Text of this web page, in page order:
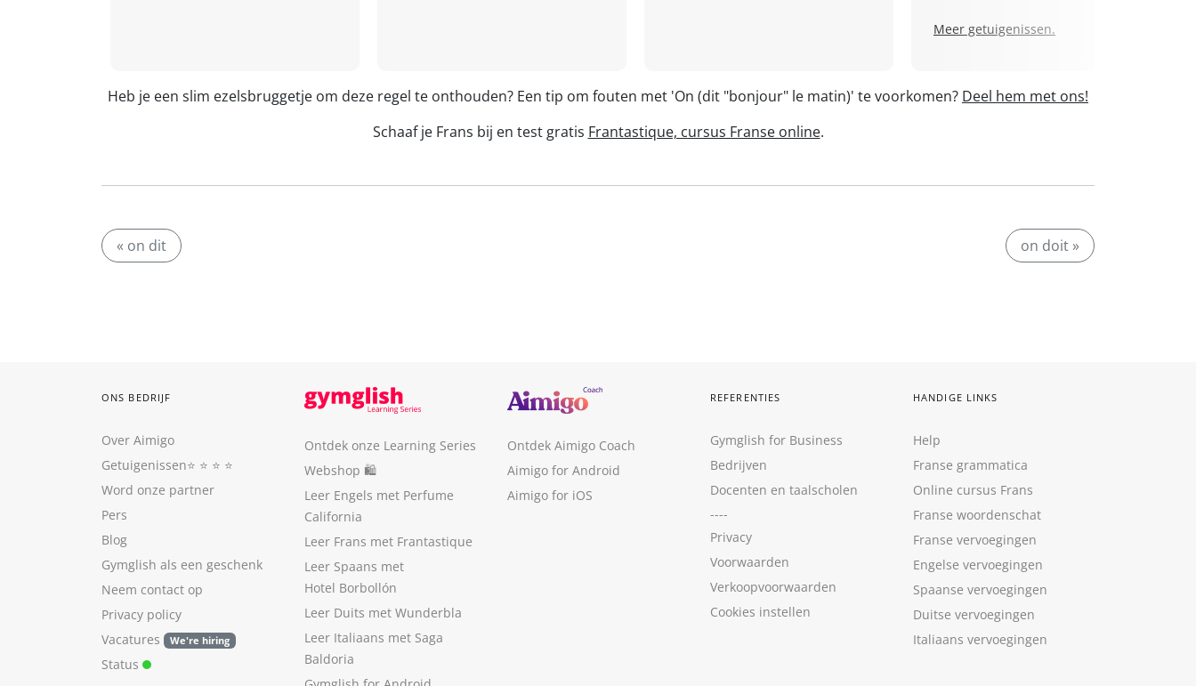
Meer getuigenissen.
Heb je een slim ezelsbruggetje om deze regel te onthouden? Een tip om fouten met 'On (dit "bonjour" le matin)' te voorkomen? Deel hem met ons!
Schaaf je Frans bij en test gratis Frantastique, cursus Franse online.
« on dit on doit »
ONS BEDRIJF
Over Aimigo
Getuigenissen⭐️ ⭐️ ⭐️ ⭐️
Word onze partner
Pers
Blog
Gymglish als een geschenk
Neem contact op
Privacy policy
Vacatures
We're hiring
Status
Ontdek onze Learning Series
Webshop 🛍
Leer Engels met Perfume
California
Leer Frans met Frantastique
Leer Spaans met
Hotel Borbollón
Leer Duits met Wunderbla
Leer Italiaans met Saga
Baldoria
Ontdek Aimigo Coach
Aimigo for Android
Aimigo for iOS
REFERENTIES
Gymglish for Business
Bedrijven
Docenten en taalscholen
----
Privacy
Voorwaarden
Verkoopvoorwaarden
Cookies instellen
HANDIGE LINKS
Help
Franse grammatica
Online cursus Frans
Franse woordenschat
Franse vervoegingen
Engelse vervoegingen
Spaanse vervoegingen
Duitse vervoegingen
Italiaans vervoegingen